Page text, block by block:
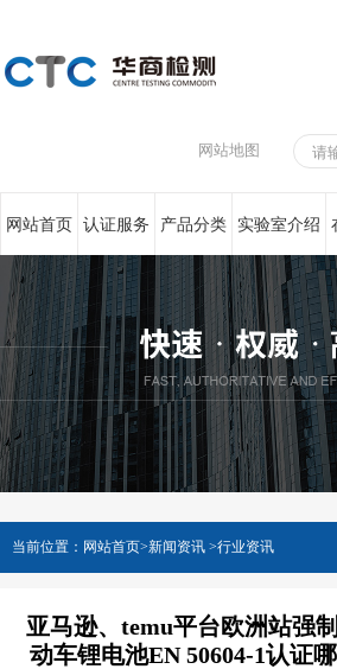
网站地图
网站首页 认证服务 产品分类 实验室介绍
联系我们
当前位置： 网站首页>新闻资讯 >行业资讯
亚马逊、temu平台欧洲站强
动车锂电池EN 50604-1认证